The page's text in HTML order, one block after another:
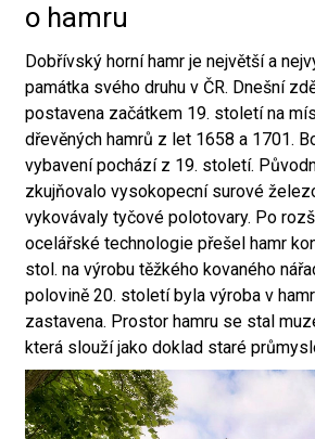
o hamru
Dobřívský horní hamr je největší a
památka svého druhu v ČR. Dnešní
postavena začátkem 19. století na
dřevěných hamrů z let 1658 a 1701.
vybavení pochází z 19. století.
zkujňovalo vysokopecní surové
vykovávaly tyčové polotovary. Po
ocelářské technologie přešel hamr
stol. na výrobu těžkého kovaného
polovině 20. století byla výroba v
zastavena. Prostor hamru se stal
která slouží jako doklad staré